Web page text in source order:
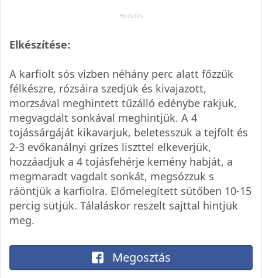
Elkészítése:
A karfiolt sós vízben néhány perc alatt főzzük
félkészre, rózsáira szedjük és kivajazott,
morzsával meghintett tűzálló edénybe rakjuk,
megvagdalt sonkával meghintjük. A 4
tojássárgáját kikavarjuk, beletesszük a tejfölt és
2-3 evőkanálnyi grízes liszttel elkeverjük,
hozzáadjuk a 4 tojásfehérje kemény habját, a
megmaradt vagdalt sonkát, megsózzuk s
ráöntjük a karfiolra. Előmelegített sütőben 10-15
percig sütjük. Tálaláskor reszelt sajttal hintjük
meg.
Megosztás